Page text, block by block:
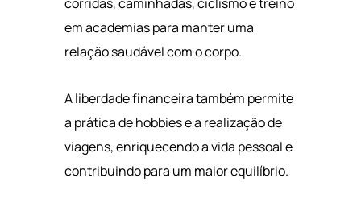
em academias para manter uma
relação saudável com o corpo.
A liberdade financeira também permite
a prática de hobbies e a realização de
viagens, enriquecendo a vida pessoal e
contribuindo para um maior equilíbrio.